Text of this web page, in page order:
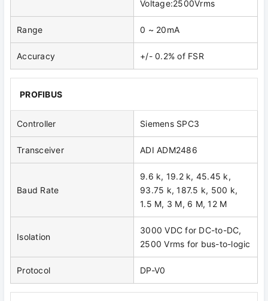
Voltage:2500Vrms
Range 0 ~ 20mA
Accuracy +/- 0.2% of FSR
PROFIBUS
Controller Siemens SPC3
Transceiver ADI ADM2486
Baud Rate
9.6 k, 19.2 k, 45.45 k,
93.75 k, 187.5 k, 500 k,
1.5 M, 3 M, 6 M, 12 M
Isolation
3000 VDC for DC-to-DC,
2500 Vrms for bus-to-logic
Protocol DP-V0